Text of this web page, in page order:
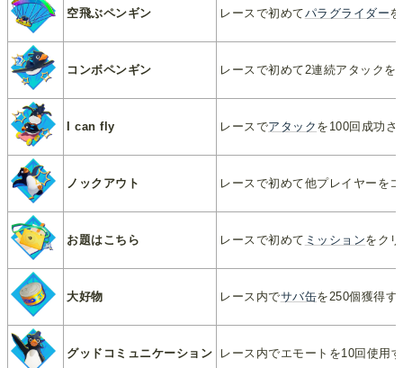
空飛ぶペンギン レースで初めてパラグライダー
コンボペンギン レースで初めて2連続アタックを
I can fly レースでアタック を100回成功さ
ノックアウト レースで初めて他プレイヤーを
お題はこちら レースで初めて ミッションをク
大好物 レース内でサバ缶を250個獲得す
グッドコミュニケーション レース内でエモートを10回使用